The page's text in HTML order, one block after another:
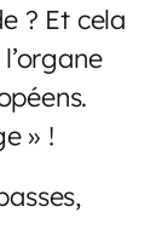
? Et cela
» !